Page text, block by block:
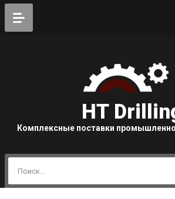
HT
Комплексные поставки